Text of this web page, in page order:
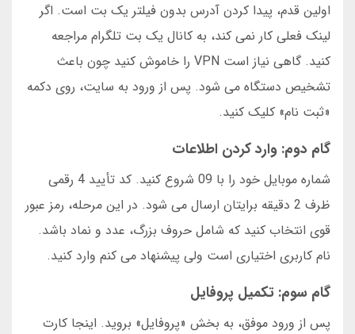
اولین قدم، پیدا کردن آدرس بدون فیلتر یک بت است. اگر
لینک فعلی کار نمی کند، به کانال یک بت تلگرام مراجعه
کنید. گاهی نیاز است VPN را خاموش کنید چون باعث
تشخیص دستگاه می شود. پس از ورود به سایت، روی دکمه
«ثبت نام» کلیک کنید.
گام دوم: وارد کردن اطلاعات
شماره موبایل خود را با 09 شروع کنید. کد تأیید 4 رقمی
ظرف 2 دقیقه برایتان ارسال می شود. در این مرحله، رمز عبور
قوی انتخاب کنید که شامل حروف بزرگ، عدد و نماد باشد.
نام کاربری اختیاری است ولی پیشنهاد می کنم وارد کنید.
گام سوم: تکمیل پروفایل
پس از ورود موفق، به بخش «پروفایل» بروید. اینجا کارت